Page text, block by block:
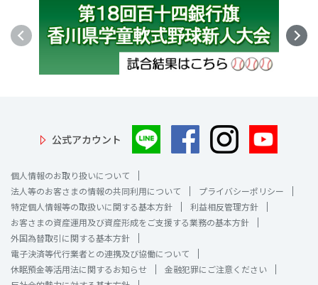
公式アカウント
個人情報のお取り扱いについて
法人等のお客さまの情報の共同利用について
プライバシーポリシー
特定個人情報等の取扱いに関する基本方針
利益相反管理方針
お客さまの資産運用及び資産形成をご支援する業務の基本方針
外国為替取引に関する基本方針
電子決済等代行業者との連携及び協働について
休眠預金等活用法に関するお知らせ
金融犯罪にご注意ください